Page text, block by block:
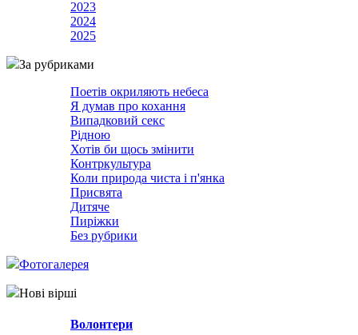
2023
2024
2025
За рубриками
Поетів окриляють небеса
Я думав про кохання
Випадковий секс
Рідною
Хотів би щось змінити
Контркультура
Коли природа чиста і п'янка
Присвята
Дитяче
Пиріжки
Без рубрики
Фотогалерея
Нові вірші
Волонтери